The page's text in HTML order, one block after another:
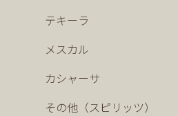
テキーラ
メスカル
カシャーサ
その他（スピリッツ）